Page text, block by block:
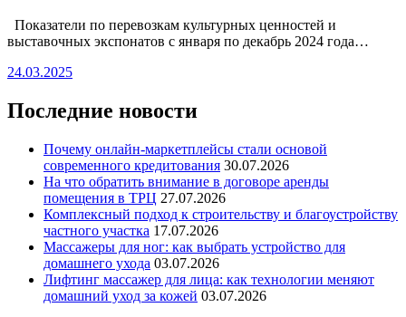
Показатели по перевозкам культурных ценностей и
выставочных экспонатов с января по декабрь 2024 года…
24.03.2025
Последние новости
Почему онлайн-маркетплейсы стали основой
современного кредитования 30.07.2026
На что обратить внимание в договоре аренды
помещения в ТРЦ 27.07.2026
Комплексный подход к строительству и благоустройству
частного участка 17.07.2026
Массажеры для ног: как выбрать устройство для
домашнего ухода 03.07.2026
Лифтинг массажер для лица: как технологии меняют
домашний уход за кожей 03.07.2026